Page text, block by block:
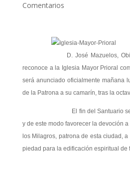
Comentarios
D. José Mazuelos, Obispo
reconoce a la Iglesia Mayor Prioral
será anunciado oficialmente mañana
de la Patrona a su camarín, tras la
El fin del Santuario será el
y de este modo favorecer la devoción
los Milagros, patrona de esta ciudad,
piedad para la edificación espiritual de